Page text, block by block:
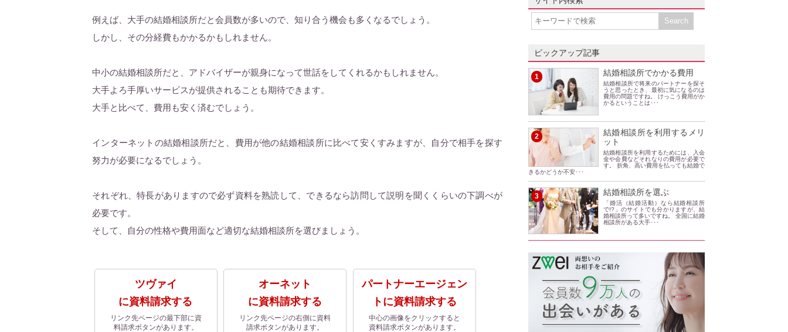
例えば、大手の結婚相談所だと会員数が多いので、知り合う機会も多くなるでしょう。
しかし、その分経費もかかるかもしれません。
中小の結婚相談所だと、アドバイザーが親身になって世話をしてくれるかもしれません。
大手よろ手厚いサービスが提供されることも期待できます。
大手と比べて、費用も安く済むでしょう。
インターネットの結婚相談所だと、費用が他の結婚相談所に比べて安くすみますが、自分で相手を探す
努力が必要になるでしょう。
それぞれ、特長がありますので必ず資料を熟読して、できるなら訪問して説明を聞くくらいの下調べが
必要です。
そして、自分の性格や費用面など適切な結婚相談所を選びましょう。
ツヴァイ
に資料請求する
リンク先ページの最下部に資
料請求ボタンがあります。
オーネット
に資料請求する
リンク先ページの右側に資料
請求ボタンがあります。
パートナーエージェン
トに資料請求する
中心の画像をクリックすると
資料請求ボタンがあります。
ピックアップ記事
1 結婚相談所でかかる費用
結婚相談所で将来のパートナーを探そ
うと思ったとき、最初に気になるのは
費用の問題ですね。 けっこう費用がか
かるということは･･･
2
結婚相談所を利用するメリ
ット
結婚相談所を利用するためには、入会
金や会費などそれなりの費用が必要で
す。 折角、高い費用を払っても結婚で
きるかどうか不安･･･
3 結婚相談所を選ぶ
「婚活（結婚活動）なら結婚相談所
で!?」のサイトでも分かりますが、結
婚相談所って多いですね。 全国に結婚
相談所がある大手･･･